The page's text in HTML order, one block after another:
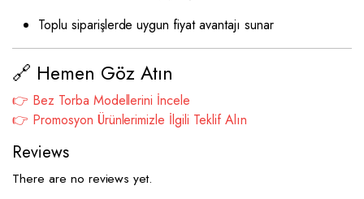
Toplu siparişlerde uygun fiyat avantajı sunar
🔗 Hemen Göz Atın
👉 Bez Torba Modellerini İncele
👉 Promosyon Ürünlerimizle İlgili Teklif Alın
Reviews
There are no reviews yet.